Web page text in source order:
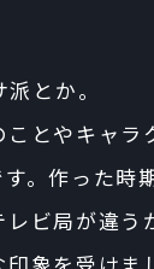
とか。
とやキャラ
。作った時
ビ局が違